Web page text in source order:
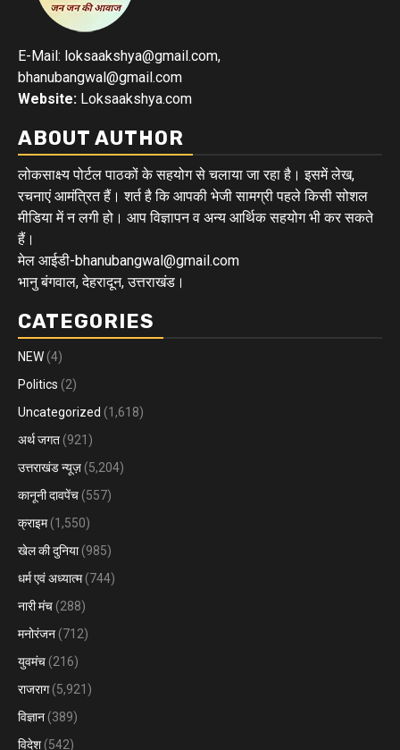
E-Mail: loksaakshya@gmail.com,
bhanubangwal@gmail.com
Website: Loksaakshya.com
ABOUT AUTHOR
लोकसाक्ष्य पोर्टल पाठकों के सहयोग से चलाया जा रहा है। इसमें लेख,
रचनाएं आमंत्रित हैं। शर्त है कि आपकी भेजी सामग्री पहले किसी सोशल
मीडिया में न लगी हो। आप विज्ञापन व अन्य आर्थिक सहयोग भी कर सकते
हैं।
मेल आईडी-bhanubangwal@gmail.com
भानु बंगवाल, देहरादून, उत्तराखंड।
CATEGORIES
NEW (4)
Politics (2)
Uncategorized (1,618)
अर्थ जगत (921)
उत्तराखंड न्यूज़ (5,204)
कानूनी दावपेंच (557)
क्राइम(1,550)
खेल की दुनिया(985)
धर्म एवं अध्यात्म(744)
नारी मंच (288)
मनोरंजन (712)
युवमंच (216)
राजराग(5,921)
विज्ञान (389)
विदेश (542)